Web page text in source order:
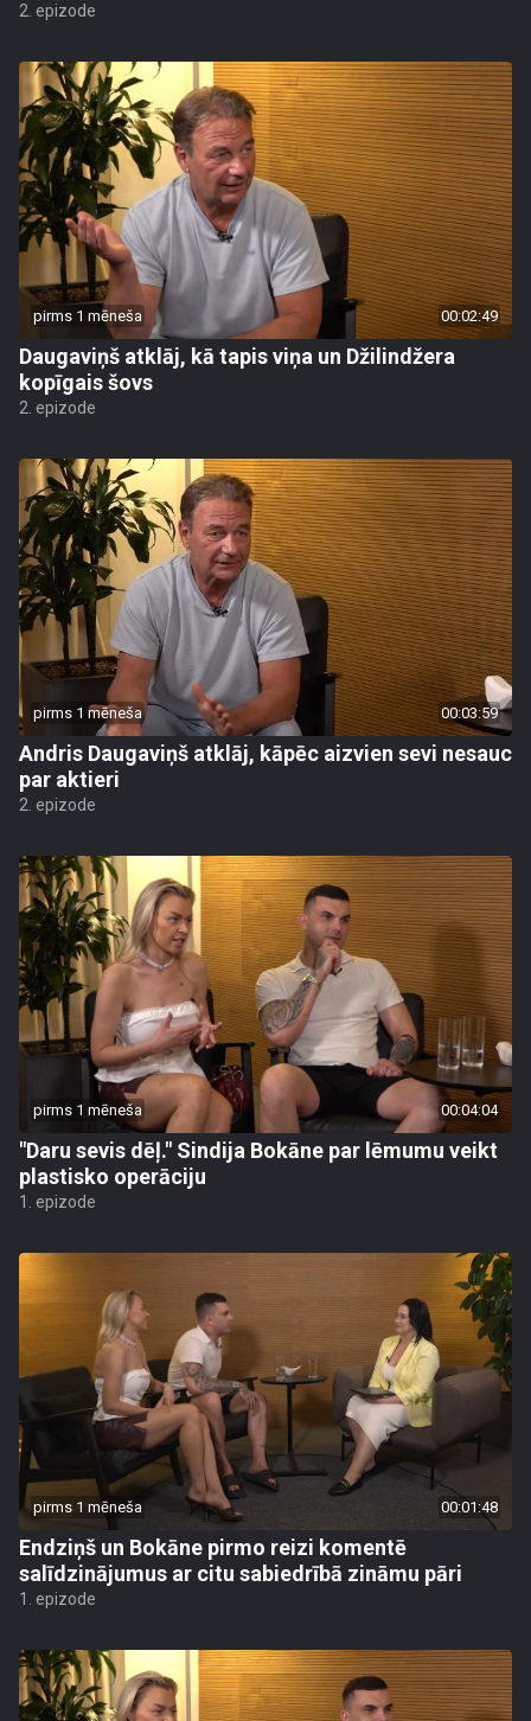
2. epizode
pirms 1 mēneša 00:02:49
Daugaviņš atklāj, kā tapis viņa un Džilindžera
kopīgais šovs
2. epizode
pirms 1 mēneša 00:03:59
Andris Daugaviņš atklāj, kāpēc aizvien sevi nesauc
par aktieri
2. epizode
pirms 1 mēneša 00:04:04
"Daru sevis dēļ." Sindija Bokāne par lēmumu veikt
plastisko operāciju
1. epizode
pirms 1 mēneša 00:01:48
Endziņš un Bokāne pirmo reizi komentē
salīdzinājumus ar citu sabiedrībā zināmu pāri
1. epizode